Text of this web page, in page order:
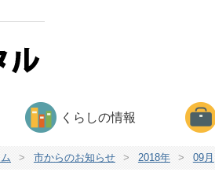
くらしの情報
> 市からのお知らせ > 2018年 > 09月